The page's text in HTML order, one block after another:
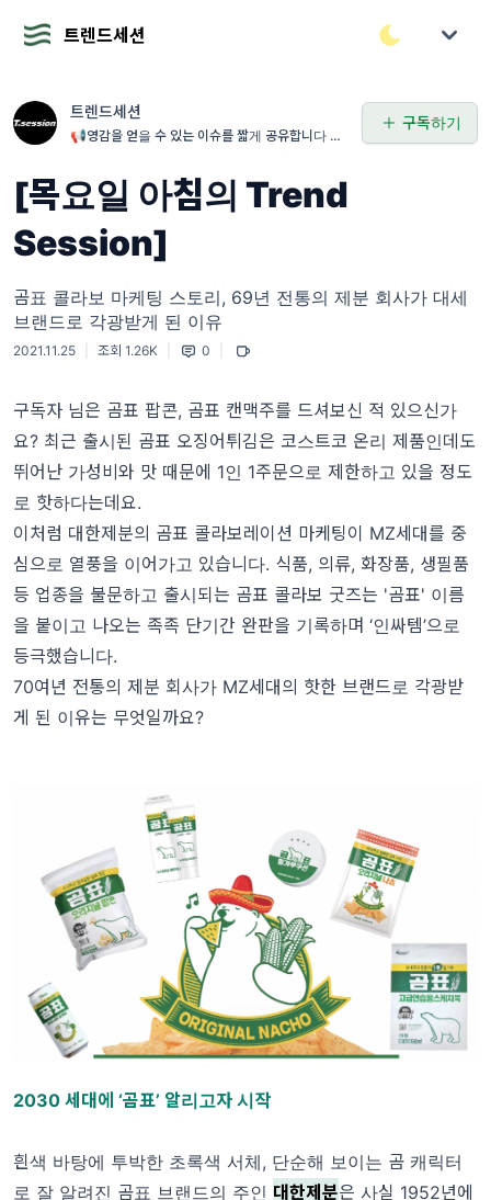
트렌드세션
트렌드세션
📢영감을 얻을 수 있는 이슈를 짧게 공유합니다 📢
구독하기
[목요일 아침의 Trend
Session]
곰표 콜라보 마케팅 스토리, 69년 전통의 제분 회사가 대세
브랜드로 각광받게 된 이유
2021.11.25 조회 1.26K 0
구독자 님은 곰표 팝콘, 곰표 캔맥주를 드셔보신 적 있으신가
요? 최근 출시된 곰표 오징어튀김은 코스트코 온리 제품인데도
뛰어난 가성비와 맛 때문에 1인 1주문으로 제한하고 있을 정도
로 핫하다는데요.
이처럼 대한제분의 곰표 콜라보레이션 마케팅이 MZ세대를 중
심으로 열풍을 이어가고 있습니다. 식품, 의류, 화장품, 생필품
등 업종을 불문하고 출시되는 곰표 콜라보 굿즈는 '곰표' 이름
을 붙이고 나오는 족족 단기간 완판을 기록하며 ‘인싸템’으로
등극했습니다.
70여년 전통의 제분 회사가 MZ세대의 핫한 브랜드로 각광받
게 된 이유는 무엇일까요?
2030 세대에 ‘곰표’ 알리고자 시작
흰색 바탕에 투박한 초록색 서체, 단순해 보이는 곰 캐릭터
로 잘 알려진 곰표 브랜드의 주인 대한제분은 사실 1952년에